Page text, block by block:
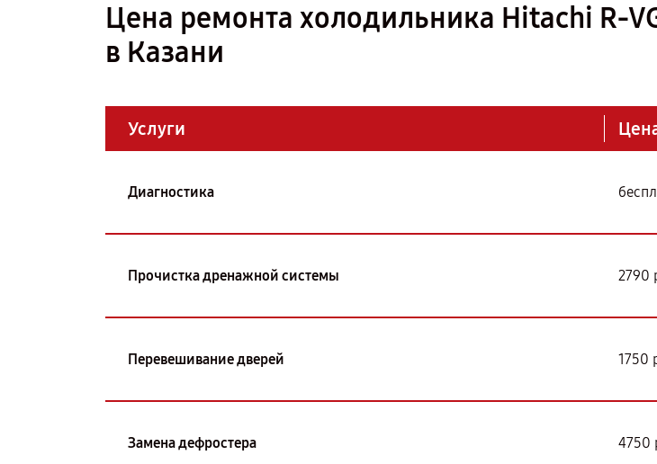
Цена ремонта холодильника Hitachi R-
в Казани
Услуги
Диагностика
Прочистка дренажной системы 2790
Перевешивание дверей 1750
Замена дефростера 4750